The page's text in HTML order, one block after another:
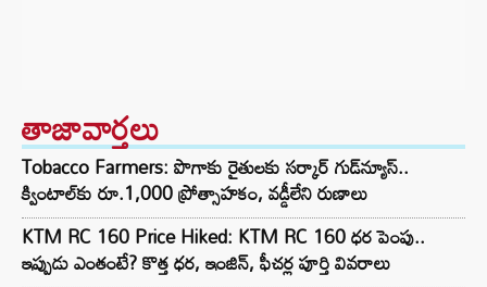
తాజావార్తలు
Tobacco Farmers: పొగాకు రైతులకు సర్కార్‌ గుడ్‌న్యూస్..
క్వింటాల్‌కు రూ.1,000 ప్రోత్సాహకం, వడ్డీలేని రుణాలు
KTM RC 160 Price Hiked: KTM RC 160 ధర పెంపు..
ఇప్పుడు ఎంతంటే? కొత్త ధర, ఇంజిన్, ఫీచర్ల పూర్తి వివరాలు